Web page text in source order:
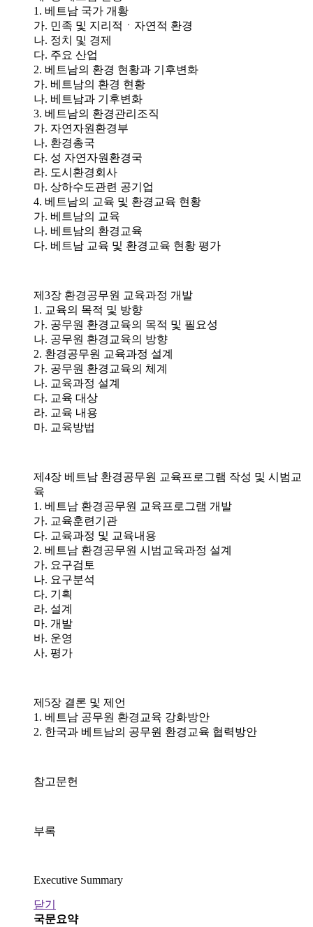
1. 베트남 국가 개황
가. 민족 및 지리적ㆍ자연적 환경
나. 정치 및 경제
다. 주요 산업
2. 베트남의 환경 현황과 기후변화
가. 베트남의 환경 현황
나. 베트남과 기후변화
3. 베트남의 환경관리조직
가. 자연자원환경부
나. 환경총국
다. 성 자연자원환경국
라. 도시환경회사
마. 상하수도관련 공기업
4. 베트남의 교육 및 환경교육 현황
가. 베트남의 교육
나. 베트남의 환경교육
다. 베트남 교육 및 환경교육 현황 평가
제3장 환경공무원 교육과정 개발
1. 교육의 목적 및 방향
가. 공무원 환경교육의 목적 및 필요성
나. 공무원 환경교육의 방향
2. 환경공무원 교육과정 설계
가. 공무원 환경교육의 체계
나. 교육과정 설계
다. 교육 대상
라. 교육 내용
마. 교육방법
제4장 베트남 환경공무원 교육프로그램 작성 및 시범교
육
1. 베트남 환경공무원 교육프로그램 개발
가. 교육훈련기관
다. 교육과정 및 교육내용
2. 베트남 환경공무원 시범교육과정 설계
가. 요구검토
나. 요구분석
다. 기획
라. 설계
마. 개발
바. 운영
사. 평가
제5장 결론 및 제언
1. 베트남 공무원 환경교육 강화방안
2. 한국과 베트남의 공무원 환경교육 협력방안
참고문헌
부록
Executive Summary
닫기
국문요약